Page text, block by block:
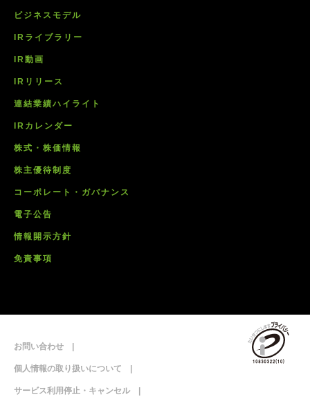
ビジネスモデル
IRライブラリー
IR動画
IRリリース
連結業績ハイライト
IRカレンダー
株式・株価情報
株主優待制度
コーポレート・ガバナンス
電子公告
情報開示方針
免責事項
お問い合わせ
個人情報の取り扱いについて
サービス利用停止・キャンセル